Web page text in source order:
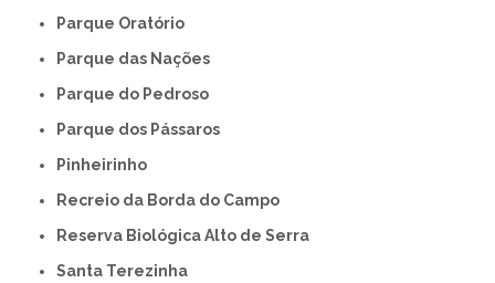
Parque Oratório
Parque das Nações
Parque do Pedroso
Parque dos Pássaros
Pinheirinho
Recreio da Borda do Campo
Reserva Biológica Alto de Serra
Santa Terezinha